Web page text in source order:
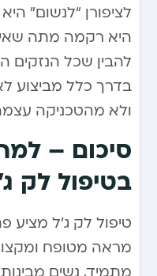
לציפורן “לנשום”
היא רקמה מתה
להבין שכל הנזקים
בדרך כלל מביצוע
ולא מהטכניקה
סיכום –
בטיפול לק
טיפול לק ג’ל
מראה מטופח